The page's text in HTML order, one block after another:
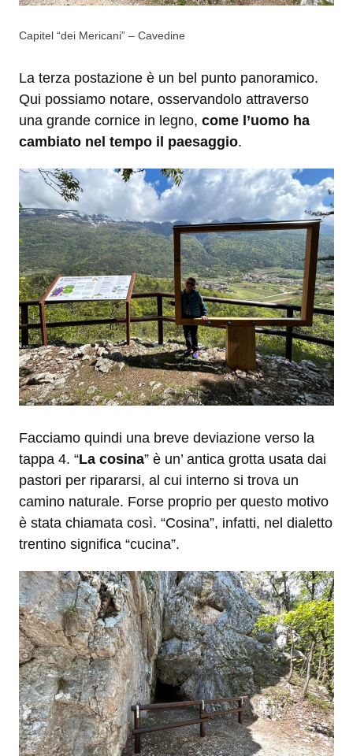
Capitel “dei Mericani” – Cavedine
La terza postazione è un bel punto panoramico.
Qui possiamo notare, osservandolo attraverso
una grande cornice in legno, come l’uomo ha
cambiato nel tempo il paesaggio.
Facciamo quindi una breve deviazione verso la
tappa 4. “La cosina” è un’ antica grotta usata dai
pastori per ripararsi, al cui interno si trova un
camino naturale. Forse proprio per questo motivo
è stata chiamata così. “Cosina”, infatti, nel dialetto
trentino significa “cucina”.